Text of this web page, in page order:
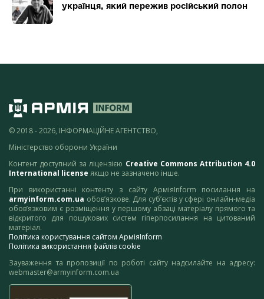
українця, який пережив російський полон
© 2018 - 2026, ІНФОРМАЦІЙНЕ АГЕНТСТВО,
Міністерство оборони України
Контент доступний за ліцензією Creative Commons Attribution 4.0
International license якщо не зазначено інше.
При використанні контенту з сайту АрміяInform посилання на
armyinform.com.ua обов’язкове. Для суб’єктів у сфері онлайн-медіа
обов’язковим є розміщення у першому абзаці матеріалу прямого та
відкритого для пошукових систем гіперпосилання на цитований
матеріал.
Політика користування сайтом АрміяInform
Політика використання файлів cookie
Зауваження та пропозиції по роботі сайту надсилайте на адресу:
webmaster@armyinform.com.ua